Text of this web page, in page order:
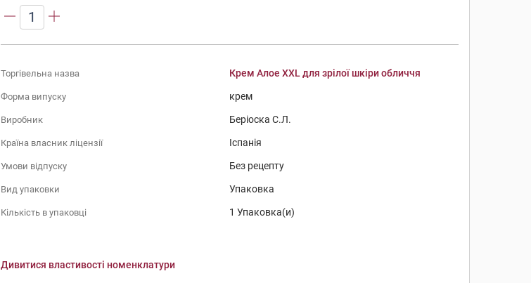
1
Торгівельна назва Крем Алое ХХL для зрілої шкіри обличчя
Форма випуску крем
Виробник Беріоска С.Л.
Країна власник ліцензії Іспанія
Умови відпуску Без рецепту
Вид упаковки Упаковка
Кількість в упаковці 1 Упаковка(и)
Дивитися властивості номенклатури